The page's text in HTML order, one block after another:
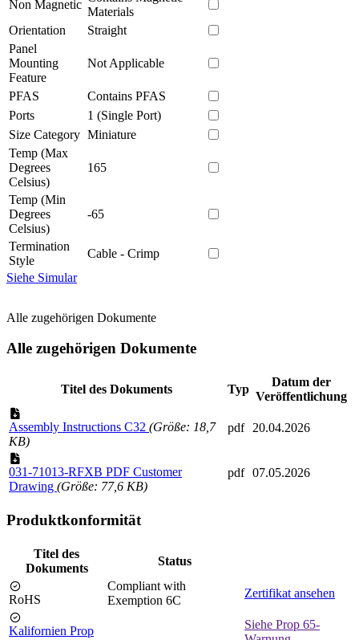
Non Magnetic
Materials
Orientation
Straight
Panel
Mounting
Feature
Not Applicable
PFAS
Contains PFAS
Ports
1 (Single Port)
Size Category Miniature
Temp (Max
Degrees
Celsius)
165
Temp (Min
Degrees
Celsius)
-65
Termination
Style
Cable - Crimp
Siehe Simular
Alle zugehörigen Dokumente
Alle zugehörigen Dokumente
Titel des Dokuments Typ
Datum der
Veröffentlichung
Assembly Instructions C32 (Größe: 18,7
KB)
pdf 20.04.2026
031-71013-RFXB PDF Customer
Drawing (Größe: 77,6 KB)
pdf 07.05.2026
Produktkonformität
Titel des
Dokuments
Status
RoHS
Compliant with
Exemption 6C
Zertifikat ansehen
Kalifornien Prop
Siehe Prop 65-